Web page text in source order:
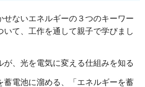
せないエネルギーの３つのキーワー
いて、工作を通して親子で学びまし
が、光を電気に変える仕組みを知る
蓄電池に溜める、「エネルギーを蓄